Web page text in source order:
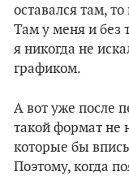
оставался там,
Там у меня и без
я никогда не
графиком.
А вот уже после
такой формат не
которые бы
Поэтому, когда